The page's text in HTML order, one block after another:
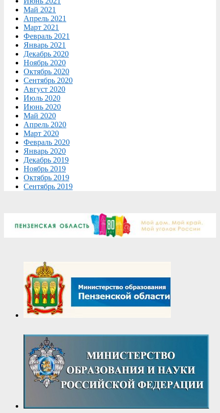
Май 2021
Апрель 2021
Март 2021
Февраль 2021
Январь 2021
Декабрь 2020
Ноябрь 2020
Октябрь 2020
Сентябрь 2020
Август 2020
Июль 2020
Июнь 2020
Май 2020
Апрель 2020
Март 2020
Февраль 2020
Январь 2020
Декабрь 2019
Ноябрь 2019
Октябрь 2019
Сентябрь 2019